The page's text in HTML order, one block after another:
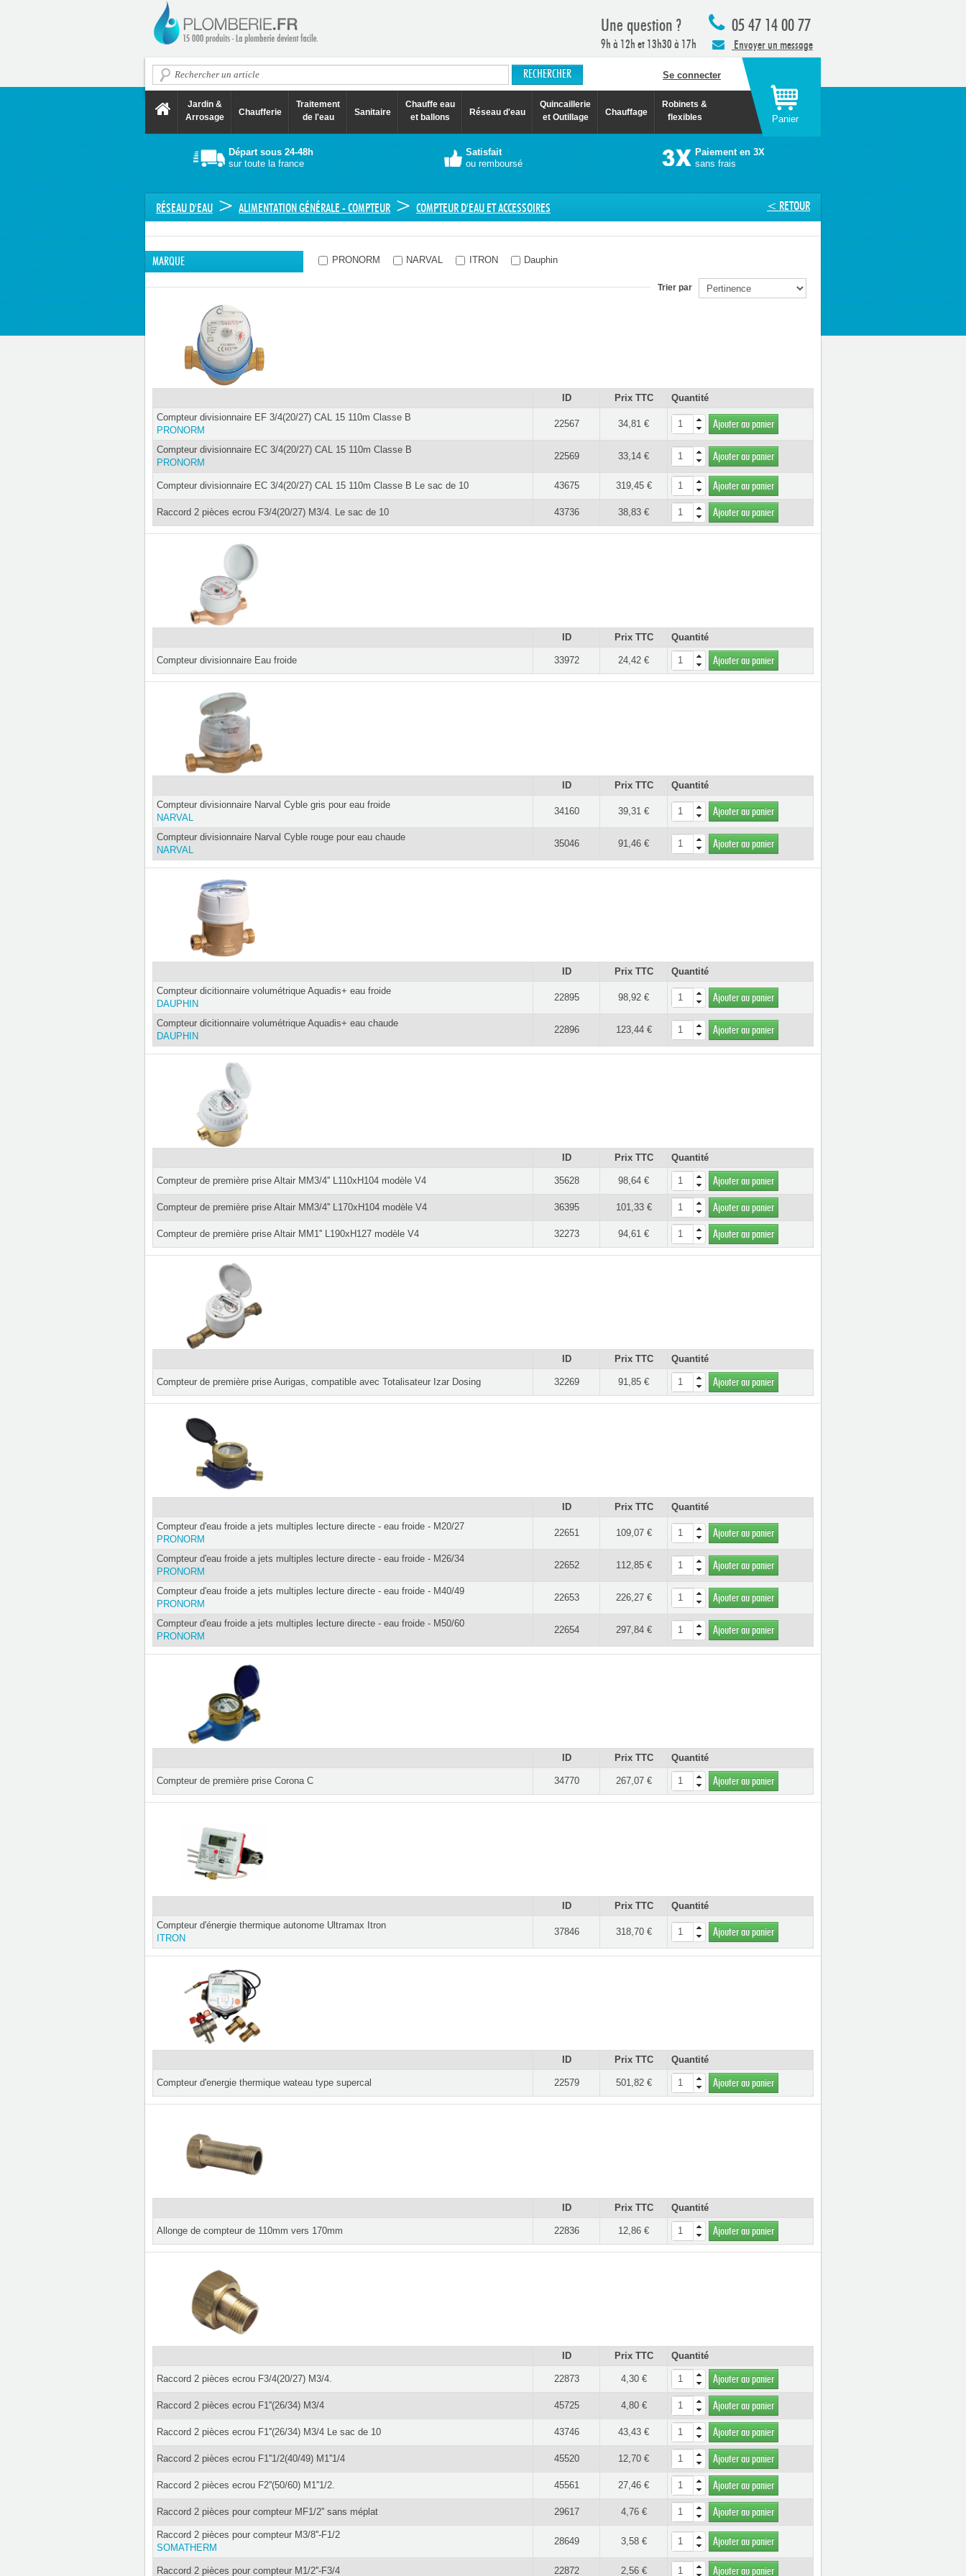
05 47 14 00 77
Envoyer un message
Une question ?
9h à 12h et 13h30 à 17h
Se connecter
Jardin &
Arrosage
Chaufferie
Traitement
de l'eau
Sanitaire
Chauffe eau
et ballons
Réseau d'eau
Quincaillerie
et Outillage
Chauffage
Robinets &
flexibles
Panier
Départ sous 24-48h
sur toute la france
Satisfait
ou remboursé
Paiement en 3X
sans frais
< RETOUR
RÉSEAU D'EAU > ALIMENTATION GÉNÉRALE - COMPTEUR > COMPTEUR D'EAU ET ACCESSOIRES
MARQUE PRONORM NARVAL ITRON Dauphin
Trier par
ID Prix TTC
Quantité
Compteur divisionnaire EF 3/4(20/27) CAL 15 110m Classe B
PRONORM
22567 34,81 € Ajouter au panier
Compteur divisionnaire EC 3/4(20/27) CAL 15 110m Classe B
PRONORM
22569 33,14 € Ajouter au panier
Compteur divisionnaire EC 3/4(20/27) CAL 15 110m Classe B Le sac de 10 43675 319,45 € Ajouter au panier
Raccord 2 pièces ecrou F3/4(20/27) M3/4. Le sac de 10 43736 38,83 € Ajouter au panier
ID Prix TTC Quantité
Compteur divisionnaire Eau froide 33972 24,42 € Ajouter au panier
ID Prix TTC
Quantité
Compteur divisionnaire Narval Cyble gris pour eau froide
NARVAL
34160 39,31 € Ajouter au panier
Compteur divisionnaire Narval Cyble rouge pour eau chaude
NARVAL
35046 91,46 € Ajouter au panier
ID Prix TTC
Quantité
Compteur dicitionnaire volumétrique Aquadis+ eau froide
DAUPHIN
22895 98,92 € Ajouter au panier
Compteur dicitionnaire volumétrique Aquadis+ eau chaude
DAUPHIN
22896 123,44 € Ajouter au panier
ID Prix TTC Quantité
Compteur de première prise Altair MM3/4'' L110xH104 modèle V4 35628 98,64 € Ajouter au panier
Compteur de première prise Altair MM3/4'' L170xH104 modèle V4 36395 101,33 € Ajouter au panier
Compteur de première prise Altair MM1'' L190xH127 modèle V4 32273 94,61 € Ajouter au panier
ID Prix TTC Quantité
Compteur de première prise Aurigas, compatible avec Totalisateur Izar Dosing 32269 91,85 € Ajouter au panier
ID Prix TTC
Quantité
Compteur d'eau froide a jets multiples lecture directe - eau froide - M20/27
PRONORM
22651 109,07 € Ajouter au panier
Compteur d'eau froide a jets multiples lecture directe - eau froide - M26/34
PRONORM
22652 112,85 € Ajouter au panier
Compteur d'eau froide a jets multiples lecture directe - eau froide - M40/49
PRONORM
22653 226,27 € Ajouter au panier
Compteur d'eau froide a jets multiples lecture directe - eau froide - M50/60
PRONORM
22654 297,84 € Ajouter au panier
ID Prix TTC Quantité
Compteur de première prise Corona C 34770 267,07 € Ajouter au panier
ID Prix TTC
Quantité
Compteur d'énergie thermique autonome Ultramax Itron
ITRON
37846 318,70 € Ajouter au panier
ID Prix TTC Quantité
Compteur d'energie thermique wateau type supercal 22579 501,82 € Ajouter au panier
ID Prix TTC Quantité
Allonge de compteur de 110mm vers 170mm 22836 12,86 € Ajouter au panier
ID Prix TTC Quantité
Raccord 2 pièces ecrou F3/4(20/27) M3/4. 22873 4,30 € Ajouter au panier
Raccord 2 pièces ecrou F1''(26/34) M3/4 45725 4,80 € Ajouter au panier
Raccord 2 pièces ecrou F1''(26/34) M3/4 Le sac de 10 43746 43,43 € Ajouter au panier
Raccord 2 pièces ecrou F1''1/2(40/49) M1''1/4 45520 12,70 € Ajouter au panier
Raccord 2 pièces ecrou F2''(50/60) M1''1/2. 45561 27,46 € Ajouter au panier
Raccord 2 pièces pour compteur MF1/2'' sans méplat 29617 4,76 € Ajouter au panier
Raccord 2 pièces pour compteur M3/8''-F1/2
SOMATHERM
28649 3,58 € Ajouter au panier
Raccord 2 pièces pour compteur M1/2''-F3/4 22872 2,56 € Ajouter au panier